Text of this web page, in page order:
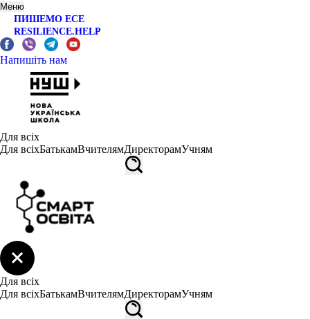
Меню
ПИШЕМО ЕСЕ
RESILIENCE.HELP
Напишіть нам
Для всіх
Для всіхБатькамВчителямДиректорамУчням
Для всіх
Для всіхБатькамВчителямДиректорамУчням